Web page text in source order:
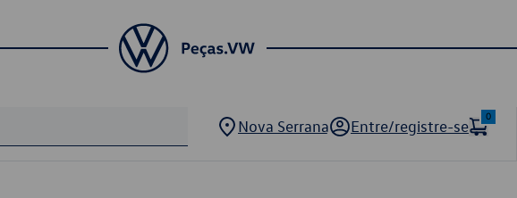
Nova Serrana Entre/registre-se
0